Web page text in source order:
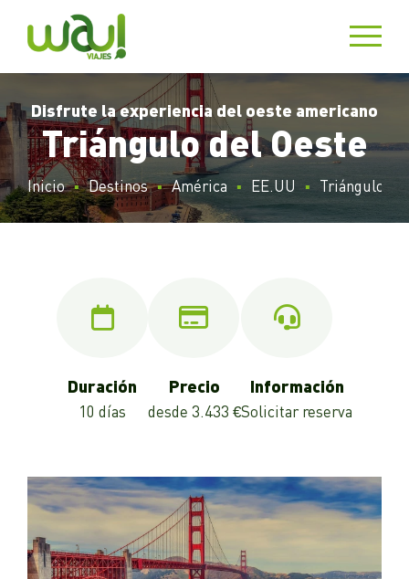
Disfrute la experiencia del oeste americano
Triángulo del Oeste
Inicio Destinos América EE.UU Triángulo
Duración
10 días
Precio
desde 3.433 €
Información
Solicitar reserva